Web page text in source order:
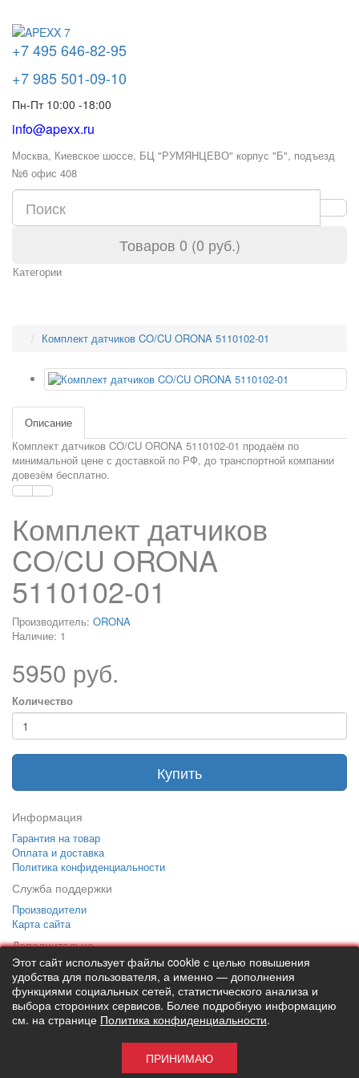
+7 495 646-82-95
+7 985 501-09-10
Пн-Пт 10:00 -18:00
info@apexx.ru
Москва, Киевское шоссе, БЦ "РУМЯНЦЕВО" корпус "Б", подъезд
№6 офис 408
Товаров 0 (0 руб.)
Категории
Комплект датчиков CO/CU ORONA 5110102-01
Описание
Комплект датчиков CO/CU ORONA 5110102-01 продаём по
минимальной цене с доставкой по РФ, до транспортной компании
довезём бесплатно.
Комплект датчиков
CO/CU ORONA
5110102-01
Производитель: ORONA
Наличие: 1
5950 руб.
Количество
Купить
Информация
Гарантия на товар
Оплата и доставка
Политика конфиденциальности
Служба поддержки
Производители
Карта сайта
Дополнительно
Тел: +7 (495) 646-82-95 mailto:info@apexx.ru
Вся информация и цены на товар, размещенные на данном сайте,
не является публичной офертой!
Этот сайт использует файлы cookie с целью повышения
удобства для пользователя, а именно — дополнения
функциями социальных сетей, статистического анализа и
выбора сторонних сервисов. Более подробную информацию
см. на странице Политика конфиденциальности.
ПРИНИМАЮ